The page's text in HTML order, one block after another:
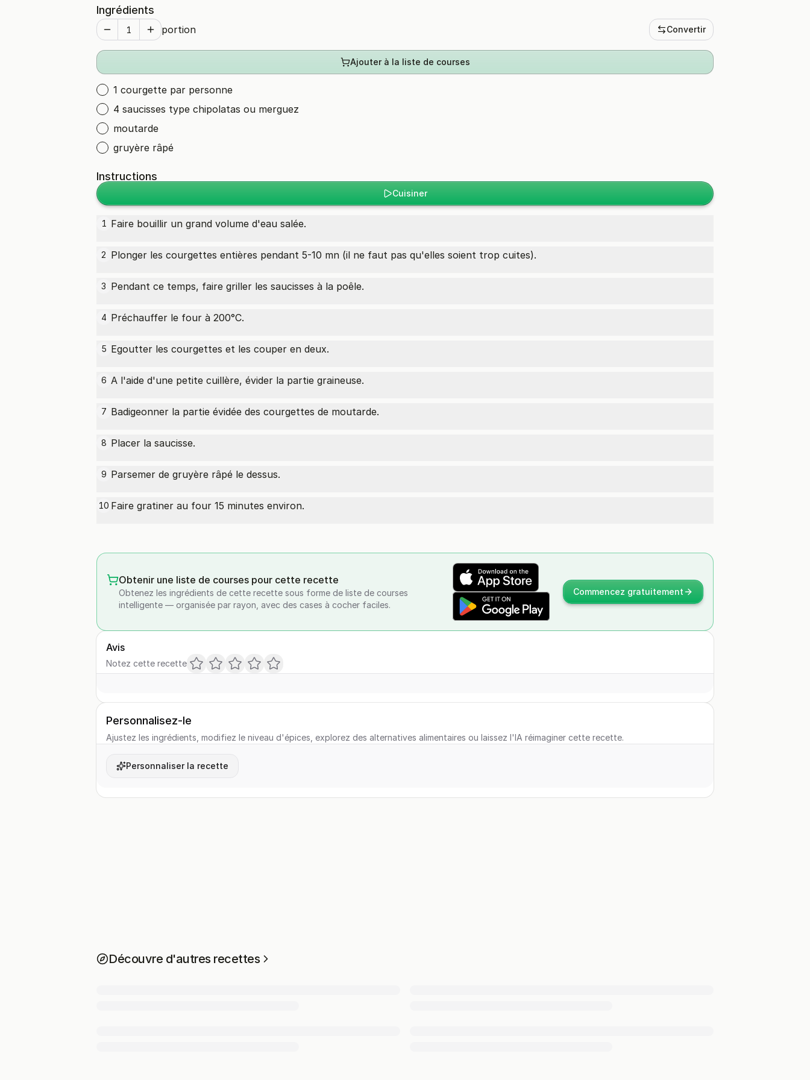
Ingrédients
portion Convertir
Ajouter à la liste de courses
1 courgette par personne
4 saucisses type chipolatas ou merguez
moutarde
gruyère râpé
Instructions
Cuisiner
1 Faire bouillir un grand volume d'eau salée.
2 Plonger les courgettes entières pendant 5-10 mn (il ne faut pas qu'elles soient trop cuites).
3 Pendant ce temps, faire griller les saucisses à la poêle.
4 Préchauffer le four à 200°C.
5 Egoutter les courgettes et les couper en deux.
6 A l'aide d'une petite cuillère, évider la partie graineuse.
7 Badigeonner la partie évidée des courgettes de moutarde.
8 Placer la saucisse.
9 Parsemer de gruyère râpé le dessus.
10 Faire gratiner au four 15 minutes environ.
Obtenir une liste de courses pour cette recette
Obtenez les ingrédients de cette recette sous forme de liste de courses
intelligente — organisée par rayon, avec des cases à cocher faciles.
Commencez gratuitement
Avis
Notez cette recette
Personnalisez-le
Ajustez les ingrédients, modifiez le niveau d'épices, explorez des alternatives alimentaires ou laissez l'IA réimaginer cette recette.
Personnaliser la recette
Découvre d'autres recettes